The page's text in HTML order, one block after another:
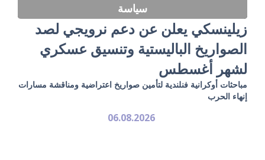
سياسة
زيلينسكي يعلن عن دعم نرويجي لصد
الصواريخ الباليستية وتنسيق عسكري
لشهر أغسطس
مباحثات أوكرانية فنلندية لتأمين صواريخ اعتراضية ومناقشة مسارات
إنهاء الحرب
06.08.2026